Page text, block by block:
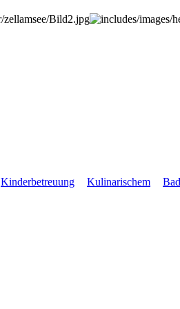
Kinderbetreuung Kulinarischem